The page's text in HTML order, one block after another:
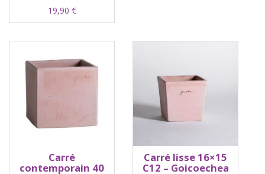
19,90 €
Carré
contemporain 40
Carré lisse 16×15
C12 – Goicoechea